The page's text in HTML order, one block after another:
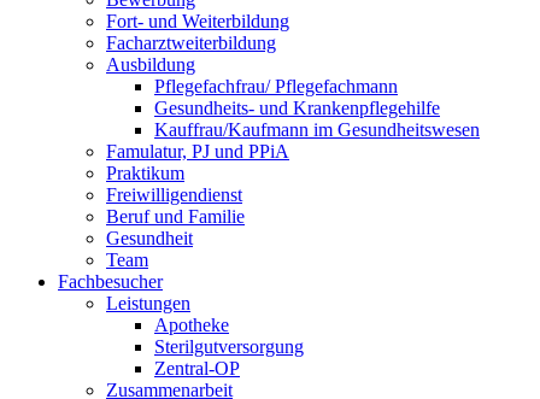
Fort- und Weiterbildung
Facharztweiterbildung
Ausbildung
Pflegefachfrau/ Pflegefachmann
Gesundheits- und Krankenpflegehilfe
Kauffrau/Kaufmann im Gesundheitswesen
Famulatur, PJ und PPiA
Praktikum
Freiwilligendienst
Beruf und Familie
Gesundheit
Team
Fachbesucher
Leistungen
Apotheke
Sterilgutversorgung
Zentral-OP
Zusammenarbeit